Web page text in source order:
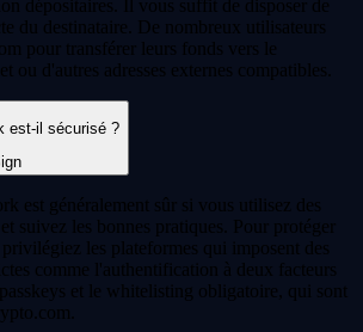
dépositaires. Il vous suffit de disposer de
du destinataire. De nombreux utilisateurs
pour transférer leurs fonds vers le
ou d'autres adresses externes compatibles.
est-il sécurisé ?
est généralement sûr si vous utilisez des
suivez les bonnes pratiques. Pour protéger
les plateformes qui imposent des
comme l'authentification à deux facteurs
et le whitelisting obligatoire, qui sont